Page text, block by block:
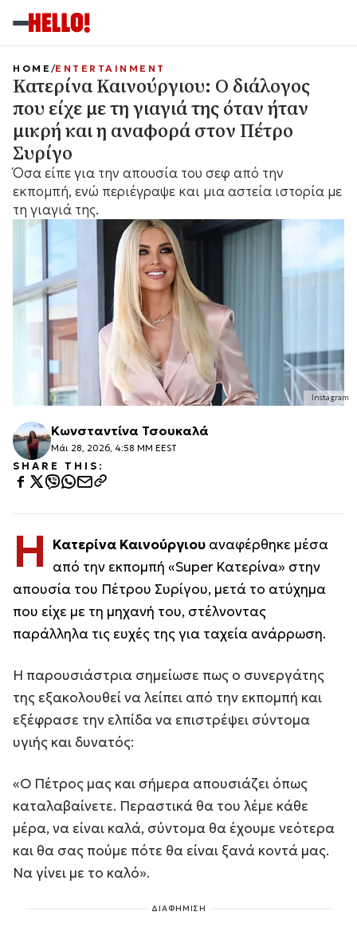
Instagram
HOME ENTERTAINMENT
Κατερίνα Καινούργιου: Ο διάλογος
που είχε με τη γιαγιά της όταν ήταν
μικρή και η αναφορά στον Πέτρο
Συρίγο
Όσα είπε για την απουσία του σεφ από την
εκπομπή, ενώ περιέγραψε και μια αστεία ιστορία με
τη γιαγιά της.
Κωνσταντίνα Τσουκαλά
Μάι 28, 2026, 4:58 ΜΜ EEST
SHARE THIS:
Η Κατερίνα Καινούργιουαναφέρθηκε μέσα
από την εκπομπή «Super Κατερίνα» στην
απουσία του Πέτρου Συρίγου, μετά το ατύχημα
που είχε με τη μηχανή του, στέλνοντας
παράλληλα τις ευχές της για ταχεία ανάρρωση.
Η παρουσιάστρια σημείωσε πως ο συνεργάτης
της εξακολουθεί να λείπει από την εκπομπή και
εξέφρασε την ελπίδα να επιστρέψει σύντομα
υγιής και δυνατός:
«Ο Πέτρος μας και σήμερα απουσιάζει όπως
καταλαβαίνετε. Περαστικά θα του λέμε κάθε
μέρα, να είναι καλά, σύντομα θα έχουμε νεότερα
και θα σας πούμε πότε θα είναι ξανά κοντά μας.
Να γίνει με το καλό».
ΔΙΑΦΗΜΙΣΗ